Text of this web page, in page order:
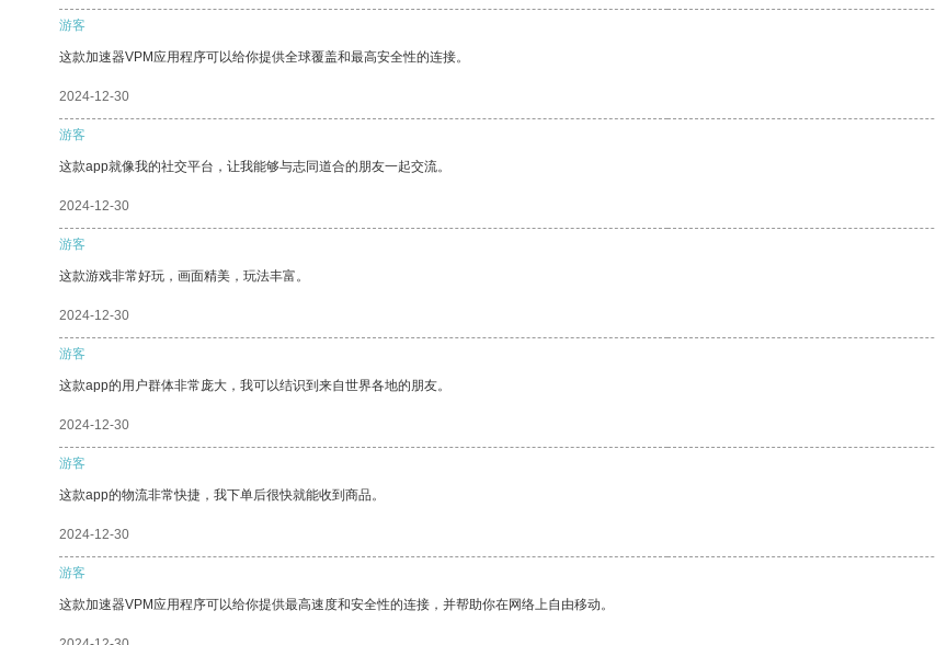
游客
这款加速器VPM应用程序可以给你提供全球覆盖和最高安全性的连接。
2024-12-30
游客
这款app就像我的社交平台，让我能够与志同道合的朋友一起交流。
2024-12-30
游客
这款游戏非常好玩，画面精美，玩法丰富。
2024-12-30
游客
这款app的用户群体非常庞大，我可以结识到来自世界各地的朋友。
2024-12-30
游客
这款app的物流非常快捷，我下单后很快就能收到商品。
2024-12-30
游客
这款加速器VPM应用程序可以给你提供最高速度和安全性的连接，并帮助你在网络上自由移动。